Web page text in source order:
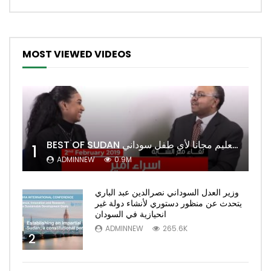
MOST VIEWED VIDEOS
1 BEST OF SUDAN اسراء أمير أشهر شابة سودانية ببريطانيا تحلم بان يكون التعليم مجانا لأي طفل سوداني
ADMINNEW 0.9M
2
وزير العدل السوداني نصرالدين عبد الباري
يتحدث عن منظور دستوري لأنشاء دولة غير
انحيازية في السودان
ADMINNEW 265.6K